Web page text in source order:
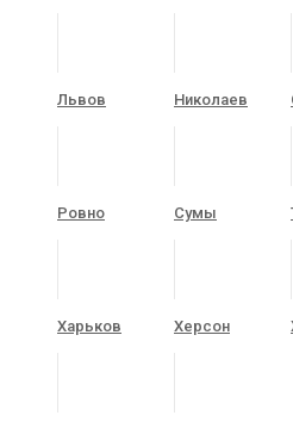
Львов Николаев
Ровно Сумы
Харьков Херсон